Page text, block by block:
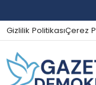
Gizlilik PolitikasıÇerez